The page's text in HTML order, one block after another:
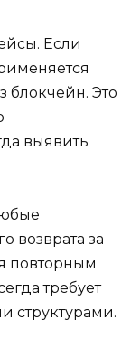
Если
блокчейн. Это
выявить
возврата за
повторным
требует
структурами.